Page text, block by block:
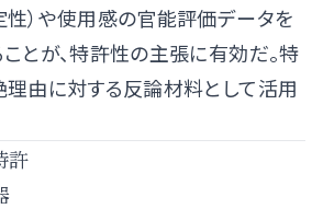
）や使用感の官能評価データを
とが、特許性の主張に有効だ。特
由に対する反論材料として活用
許